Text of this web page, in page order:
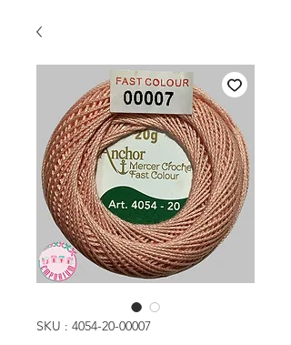
SKU : 4054-20-00007